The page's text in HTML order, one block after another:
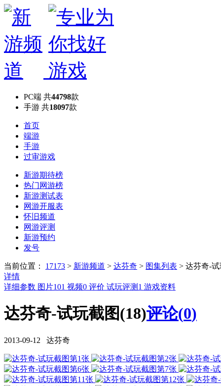
PC端 共44798款
手游 共18097款
首页
端游
手游
过审游戏
新游期待榜
热门网游榜
新游测试表
网游开服表
怀旧频道
网游评测
新游预约
发号
当前位置： 17173 > 新游频道 > 达芬奇 > 图集列表 > 达芬奇-
详情
详细参数 图片101 视频0 评价 试玩评测 1 游戏资料
达芬奇-试玩截图(18)评论(0)
2013-09-12 达芬奇